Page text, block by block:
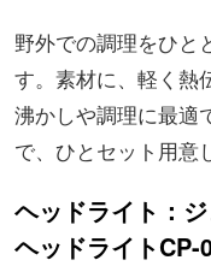
野外での調理をひと
す。素材に、軽く熱
沸かしや調理に最適
で、ひとセット用意
ヘッドライト：
ヘッドライトCP-